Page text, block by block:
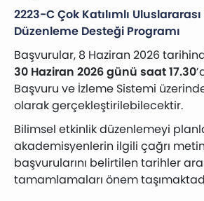
2223-C Çok Katılımlı
Düzenleme Desteği Programı
Başvurular, 8 Haziran 2026
30 Haziran 2026 günü saat 17.30
Başvuru ve İzleme Sistemi
olarak gerçekleştirilebilecektir.
Bilimsel etkinlik düzenlemeyi
akademisyenlerin ilgili çağrı
başvurularını belirtilen tarihler
tamamlamaları önem